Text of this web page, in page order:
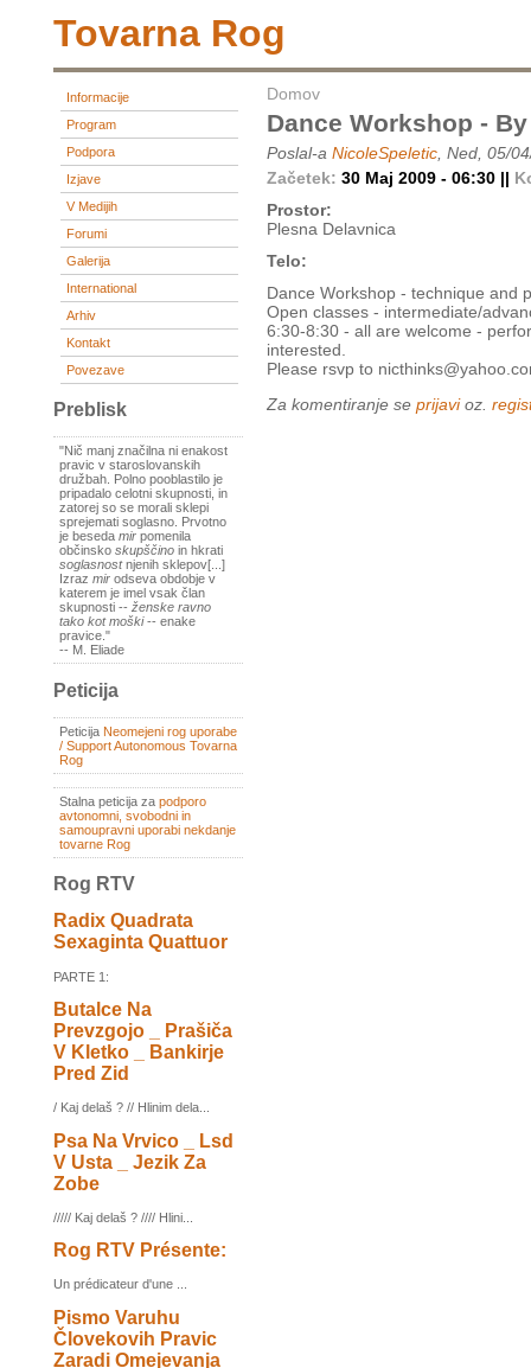
Tovarna Rog
Informacije
Program
Podpora
Izjave
V Medijih
Forumi
Galerija
International
Arhiv
Kontakt
Povezave
Preblisk
"Nič manj značilna ni enakost
pravic v staroslovanskih
družbah. Polno pooblastilo je
pripadalo celotni skupnosti, in
zatorej so se morali sklepi
sprejemati soglasno. Prvotno
je beseda mir pomenila
občinsko skupščino in hkrati
soglasnostnjenih sklepov[...]
Izraz mir odseva obdobje v
katerem je imel vsak član
skupnosti -- ženske ravno
tako kot moški-- enake
pravice."
-- M. Eliade
Peticija
Peticija Neomejeni rog uporabe
/ Support Autonomous Tovarna
Rog
Stalna peticija za podporo
avtonomni, svobodni in
samoupravni uporabi nekdanje
tovarne Rog
Rog RTV
Radix Quadrata
Sexaginta Quattuor
PARTE 1:
Butalce Na
Prevzgojo _ Prašiča
V Kletko _ Bankirje
Pred Zid
/ Kaj delaš ? // Hlinim dela...
Psa Na Vrvico _ Lsd
V Usta _ Jezik Za
Zobe
///// Kaj delaš ? //// Hlini...
Rog RTV Présente:
Un prédicateur d'une ...
Pismo Varuhu
Človekovih Pravic
Zaradi Omejevanja
Domov
Dance Workshop -
Poslal-a NicoleSpeletic , Ned, 05/
Začetek: 30 Maj 2009 - 06:30 ||
Prostor:
Plesna Delavnica
Telo:
Dance Workshop - technique and
Open classes - intermediate/
6:30-8:30 - all are welcome -
interested.
Please rsvp to
Za komentiranje se prijavioz.